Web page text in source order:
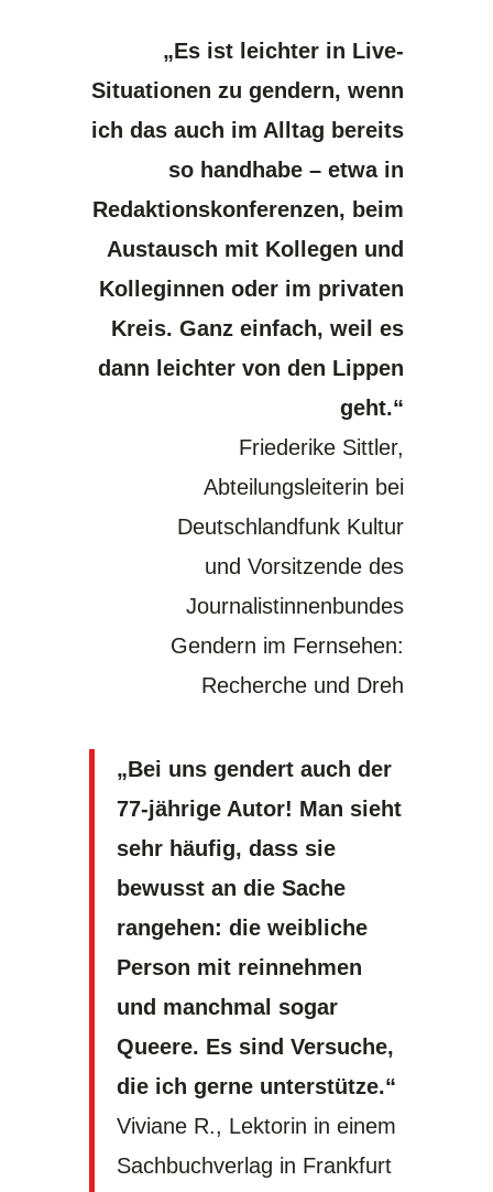
„Es ist leichter in Live-
Situationen zu gendern, wenn
ich das auch im Alltag bereits
so handhabe – etwa in
Redaktionskonferenzen, beim
Austausch mit Kollegen und
Kolleginnen oder im privaten
Kreis. Ganz einfach, weil es
dann leichter von den Lippen
geht.“
Friederike Sittler,
Abteilungsleiterin bei
Deutschlandfunk Kultur
und Vorsitzende des
Journalistinnenbundes
Gendern im Fernsehen:
Recherche und Dreh
„Bei uns gendert auch der
77-jährige Autor! Man sieht
sehr häufig, dass sie
bewusst an die Sache
rangehen: die weibliche
Person mit reinnehmen
und manchmal sogar
Queere. Es sind Versuche,
die ich gerne unterstütze.“
Viviane R., Lektorin in einem
Sachbuchverlag in Frankfurt